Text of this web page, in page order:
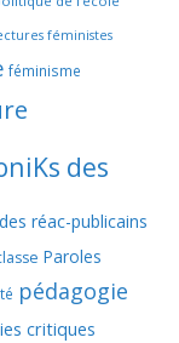
féministes
féminisme
des
réac-publicains
Paroles
pédagogie
critiques